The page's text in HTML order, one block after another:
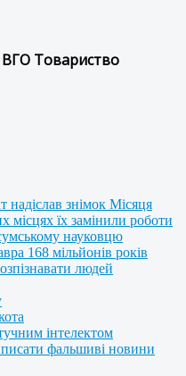
ВГО Товариство
надіслав знімок Місяця
їх замінили роботи
науковцю
168 мільйонів років
людей
інтелектом
фальшиві новини